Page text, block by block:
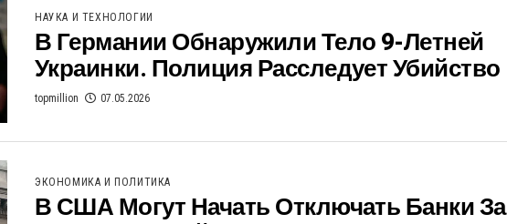
НАУКА И ТЕХНОЛОГИИ
В Германии Обнаружили Тело 9-Летней
Украинки. Полиция Расследует Убийство
topmillion 07.05.2026
ЭКОНОМИКА И ПОЛИТИКА
В США Могут Начать Отключать Банки За